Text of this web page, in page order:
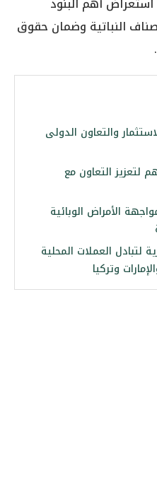
النباتية وضمان حقوق
والتعاون الدولى
لتعزيز التعاون مع
الأمراض الوبائية
لتبادل العملات المحلية
وتركيا